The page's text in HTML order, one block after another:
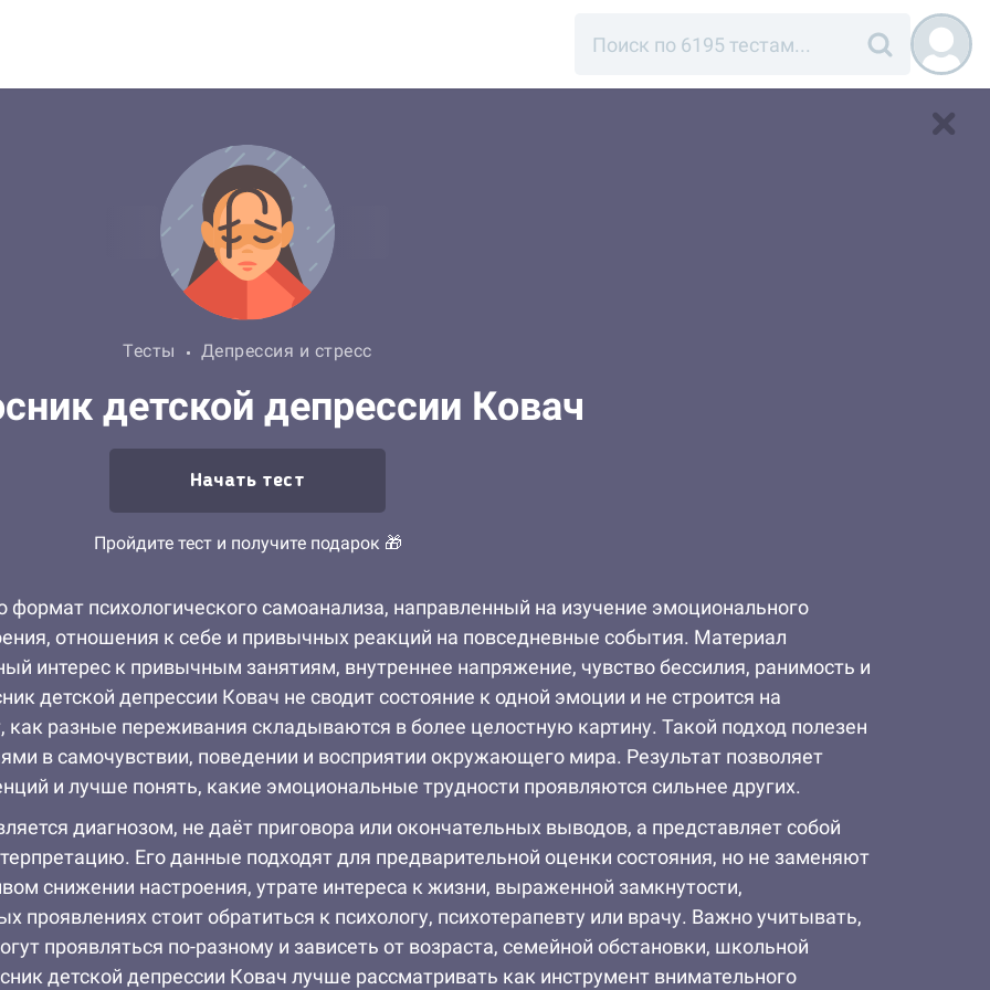
Тесты Депрессия и стресс
детской депрессии Ковач
Начать тест
Пройдите тест и получите подарок 🎁
формат психологического самоанализа, направленный на изучение эмоционального
отношения к себе и привычных реакций на повседневные события. Материал
интерес к привычным занятиям, внутреннее напряжение, чувство бессилия, ранимость и
детской депрессии Ковач не сводит состояние к одной эмоции и не строится на
как разные переживания складываются в более целостную картину. Такой подход полезен
в самочувствии, поведении и восприятии окружающего мира. Результат позволяет
и лучше понять, какие эмоциональные трудности проявляются сильнее других.
диагнозом, не даёт приговора или окончательных выводов, а представляет собой
Его данные подходят для предварительной оценки состояния, но не заменяют
снижении настроения, утрате интереса к жизни, выраженной замкнутости,
проявлениях стоит обратиться к психологу, психотерапевту или врачу. Важно учитывать,
проявляться по-разному и зависеть от возраста, семейной обстановки, школьной
детской депрессии Ковач лучше рассматривать как инструмент внимательного